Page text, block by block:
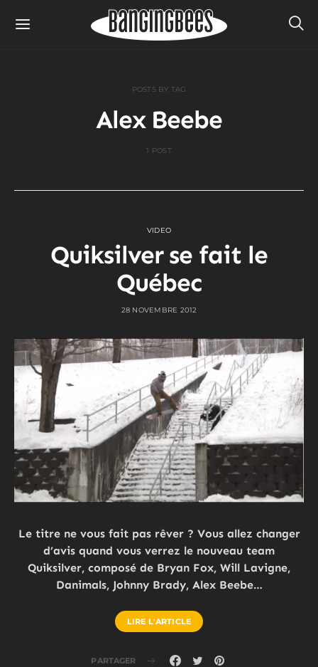
POSTS BY TAG
Alex Beebe
1 POST
VIDEO
Quiksilver se fait le
Québec
28 NOVEMBRE 2012
Le titre ne vous fait pas rêver ? Vous allez changer
d’avis quand vous verrez le nouveau team
Quiksilver, composé de Bryan Fox, Will Lavigne,
Danimals, Johnny Brady, Alex Beebe…
LIRE L'ARTICLE
PARTAGER